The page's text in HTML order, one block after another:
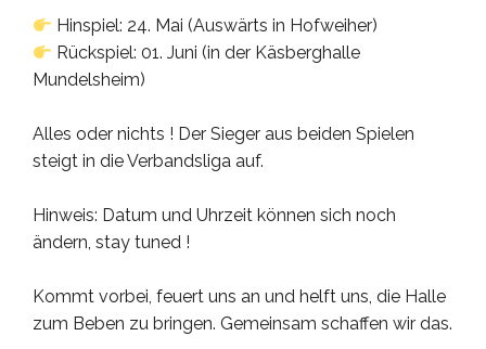
Hinspiel: 24. Mai (Auswärts in Hofweiher)
Rückspiel: 01. Juni (in der Käsberghalle
Mundelsheim)
Alles oder nichts ! Der Sieger aus beiden Spielen
steigt in die Verbandsliga auf.
Hinweis: Datum und Uhrzeit können sich noch
ändern, stay tuned !
Kommt vorbei, feuert uns an und helft uns, die Halle
zum Beben zu bringen. Gemeinsam schaffen wir das.